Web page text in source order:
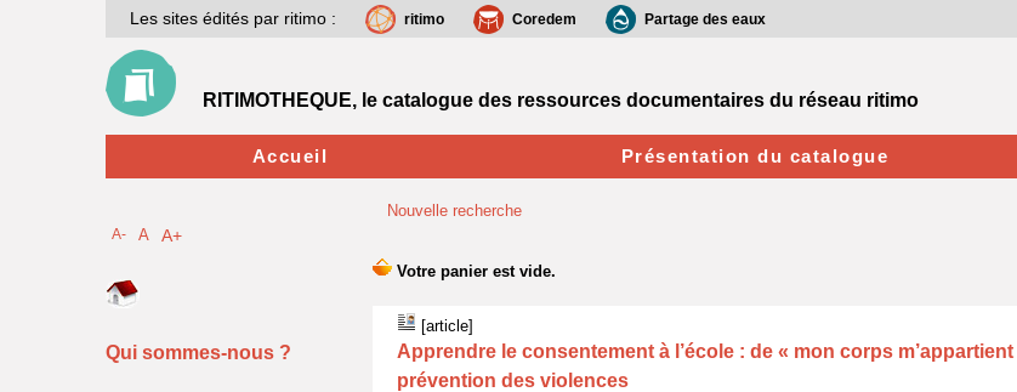
Nouvelle recherche
[article]
Apprendre le consentement à l’école : de « mon corps m’appartient
prévention des violences
Les sites édités par ritimo : ritimo Coredem Partage des eaux
RITIMOTHEQUE, le catalogue des ressources documentaires du réseau ritimo
Accueil Présentation du catalogue
A- A A+
Qui sommes-nous ?